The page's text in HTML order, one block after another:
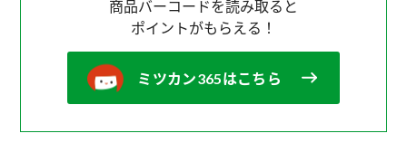
商品バーコードを読み取ると
ポイントがもらえる！
ミツカン365はこちら